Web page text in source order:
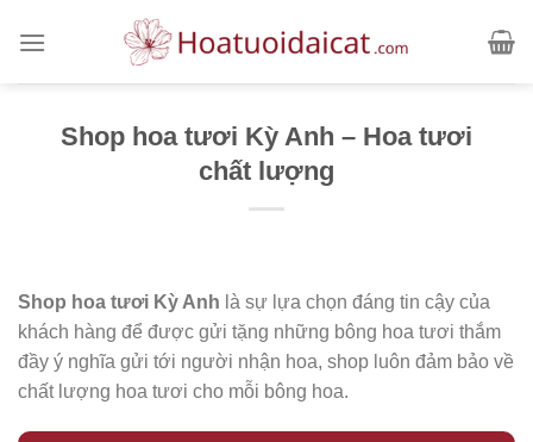
Shop hoa tươi Kỳ Anh – Hoa tươi
chất lượng
Shop hoa tươi Kỳ Anh là sự lựa chọn đáng tin cậy của
khách hàng để được gửi tặng những bông hoa tươi thắm
đầy ý nghĩa gửi tới người nhận hoa, shop luôn đảm bảo về
chất lượng hoa tươi cho mỗi bông hoa.